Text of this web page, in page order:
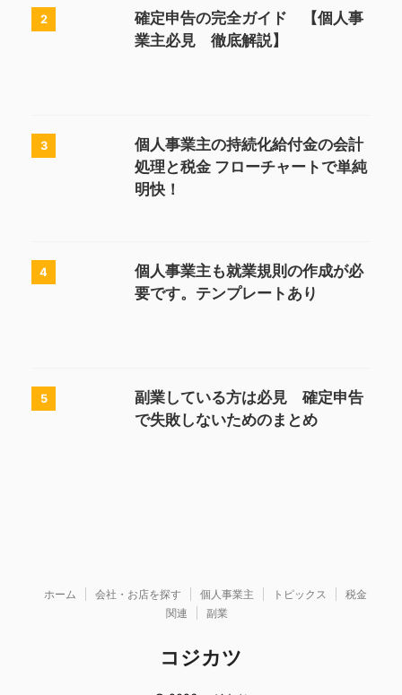
2
確定申告の完全ガイド 【個人事
業主必見 徹底解説】
3
個人事業主の持続化給付金の会計
処理と税金 フローチャートで単純
明快！
4
個人事業主も就業規則の作成が必
要です。テンプレートあり
5
副業している方は必見 確定申告
で失敗しないためのまとめ
ホーム 会社・お店を探す 個人事業主 トピックス
税金
関連
副業
コジカツ